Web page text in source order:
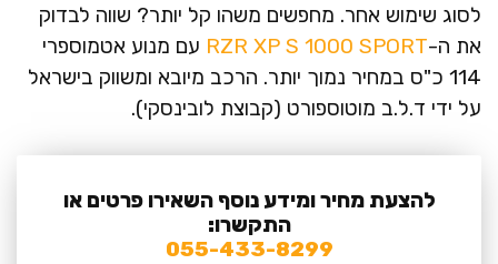
לסוג שימוש אחר. מחפשים משהו קל יותר? שווה לבדוק
את ה-RZR XP S 1000 SPORT עם מנוע אטמוספרי
114 כ"ס במחיר נמוך יותר. הרכב מיובא ומשווק בישראל
על ידי ד.ל.ב מוטוספורט (קבוצת לובינסקי).
להצעת מחיר ומידע נוסף השאירו פרטים או
התקשרו:
055-433-8299